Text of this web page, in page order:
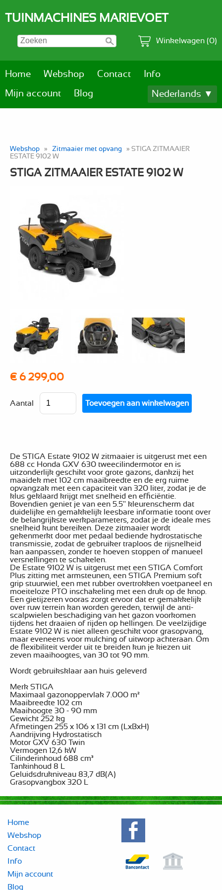
TUINMACHINES MARIEVOET
Winkelwagen (0)
Home Webshop Contact Info
Mijn account Blog Nederlands ▼
Webshop » Zitmaaier met opvang » STIGA ZITMAAIER
ESTATE 9102 W
STIGA ZITMAAIER ESTATE 9102 W
€ 6 299,00
Aantal
De STIGA Estate 9102 W zitmaaier is uitgerust met een
688 cc Honda GXV 630 tweecilindermotor en is
uitzonderlijk geschikt voor grote gazons, dankzij het
maaidek met 102 cm maaibreedte en de erg ruime
opvangzak met een capaciteit van 320 liter, zodat je de
klus geklaard krijgt met snelheid en efficiëntie.
Bovendien geniet je van een 5.5'' kleurenscherm dat
duidelijke en gemakkelijk leesbare informatie toont over
de belangrijkste werkparameters, zodat je de ideale mes
snelheid kunt bereiken. Deze zitmaaier wordt
gekenmerkt door met pedaal bediende hydrostatische
transmissie, zodat de gebruiker traploos de rijsnelheid
kan aanpassen, zonder te hoeven stoppen of manueel
versnellingen te schakelen.
De Estate 9102 W is uitgerust met een STIGA Comfort
Plus zitting met armsteunen, een STIGA Premium soft
grip stuurwiel, een met rubber overtrokken voetpaneel en
moeiteloze PTO inschakeling met een druk op de knop.
Een gietijzeren vooras zorgt ervoor dat er gemakkelijk
over ruw terrein kan worden gereden, terwijl de anti-
scalpwielen beschadiging van het gazon voorkomen
tijdens het draaien of rijden op hellingen. De veelzijdige
Estate 9102 W is niet alleen geschikt voor grasopvang,
maar eveneens voor mulching of uitworp achteraan. Om
de flexibiliteit verder uit te breiden kun je kiezen uit
zeven maaihoogtes, van 30 tot 90 mm.
Wordt gebruiksklaar aan huis geleverd
Merk STIGA
Maximaal gazonoppervlak 7.000 m²
Maaibreedte 102 cm
Maaihoogte 30 - 90 mm
Gewicht 252 kg
Afmetingen 255 x 106 x 131 cm (LxBxH)
Aandrijving Hydrostatisch
Motor GXV 630 Twin
Vermogen 12,6 kW
Cilinderinhoud 688 cm³
Tankinhoud 8 L
Geluidsdrukniveau 83,7 dB(A)
Grasopvangbox 320 L
Home
Webshop
Contact
Info
Mijn account
Blog